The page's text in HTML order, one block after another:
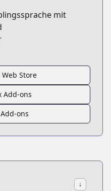
mit
Store
Add-ons
ons
↓